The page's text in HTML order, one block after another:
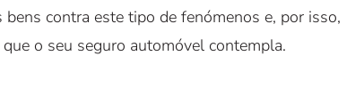
contra este tipo de fenómenos e, por isso,
o seu seguro automóvel contempla.